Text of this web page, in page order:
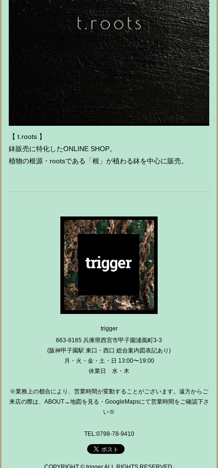
【 t.roots 】
鉢販売に特化したONLINE SHOP。
植物の根源・rootsである「根」が植わる鉢を中心に販売。
trigger
663-8165 兵庫県西宮市甲子園浦風町3-3
(阪神甲子園駅 東口・西口 総合案内図表記あり)
月・火・金・土・日 13:00〜19:00
休業日 水・木
※業務上の都合により、営業時間が変動することがございます。遠方からご
来店の際は、ABOUT→地図を見る・GoogleMapsにて営業時間をご確認下さ
い※
TEL:0798-78-9410